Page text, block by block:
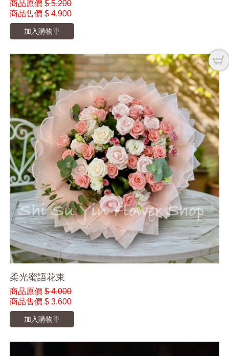
商品原價 $ 5,200
商品售價 $ 4,900
加入購物車
柔光蜜語花束
商品原價 $ 4,000
商品售價 $ 3,600
加入購物車